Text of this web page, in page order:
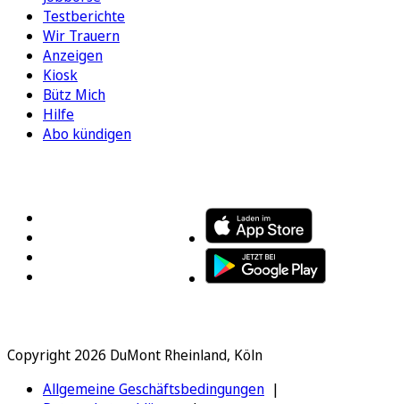
Testberichte
Wir Trauern
Anzeigen
Kiosk
Bütz Mich
Hilfe
Abo kündigen
Copyright 2026 DuMont Rheinland, Köln
Allgemeine Geschäftsbedingungen